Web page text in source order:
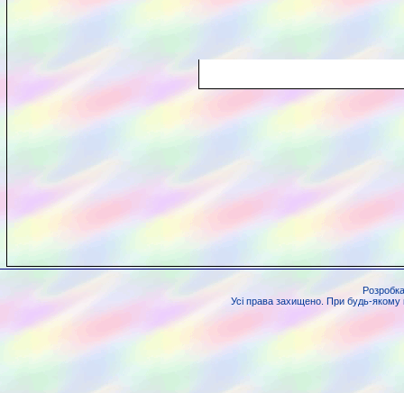
Усі права захищено. При будь-якому